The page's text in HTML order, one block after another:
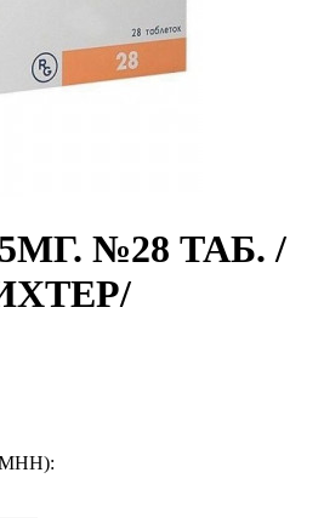
№28 ТАБ. /
(МНН):